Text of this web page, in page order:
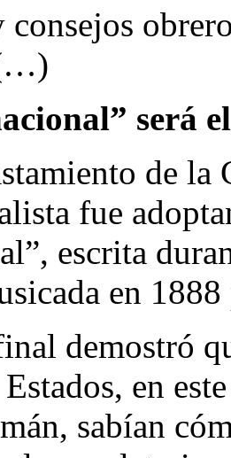
será
de
fue
escrita
en
demostró
en
sabían